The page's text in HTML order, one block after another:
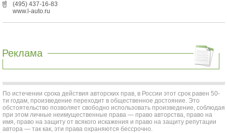
(495) 437-16-83
www.l-auto.ru
Реклама
По истечении срока действия авторских прав, в России этот срок равен 50-
ти годам, произведение переходит в общественное достояние. Это
обстоятельство позволяет свободно использовать произведение, соблюдая
при этом личные неимущественные права — право авторства, право на
имя, право на защиту от всякого искажения и право на защиту репутации
автора — так как, эти права охраняются бессрочно.